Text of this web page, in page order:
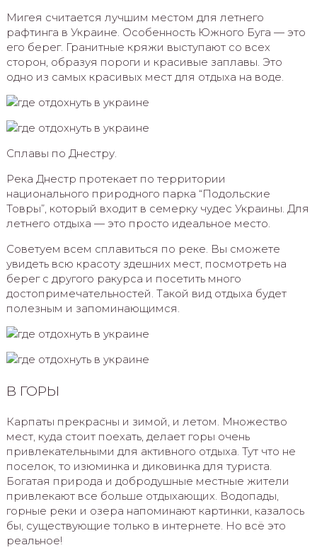
Мигея считается лучшим местом для летнего
рафтинга в Украине. Особенность Южного Буга — это
его берег. Гранитные кряжи выступают со всех
сторон, образуя пороги и красивые заплавы. Это
одно из самых красивых мест для отдыха на воде.
Сплавы по Днестру.
Река Днестр протекает по территории
национального природного парка “Подольские
Товры”, который входит в семерку чудес Украины. Для
летнего отдыха — это просто идеальное место.
Советуем всем сплавиться по реке. Вы сможете
увидеть всю красоту здешних мест, посмотреть на
берег с другого ракурса и посетить много
достопримечательностей. Такой вид отдыха будет
полезным и запоминающимся.
В ГОРЫ
Карпаты прекрасны и зимой, и летом. Множество
мест, куда стоит поехать, делает горы очень
привлекательными для активного отдыха. Тут что не
поселок, то изюминка и диковинка для туриста.
Богатая природа и добродушные местные жители
привлекают все больше отдыхающих. Водопады,
горные реки и озера напоминают картинки, казалось
бы, существующие только в интернете. Но всё это
реальное!